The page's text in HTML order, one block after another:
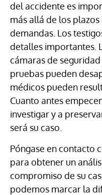
del accidente es
más allá de los
demandas. Los
detalles importantes.
cámaras de
pruebas pueden
médicos pueden
Cuanto antes
investigar y a
será su caso.
Póngase en contacto
para obtener un
compromiso de su
podemos marcar la